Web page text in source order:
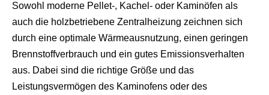
Sowohl moderne Pellet-, Kachel- oder Kaminöfen als
auch die holzbetriebene Zentralheizung zeichnen sich
durch eine optimale Wärmeausnutzung, einen geringen
Brennstoffverbrauch und ein gutes Emissionsverhalten
aus. Dabei sind die richtige Größe und das
Leistungsvermögen des Kaminofens oder des